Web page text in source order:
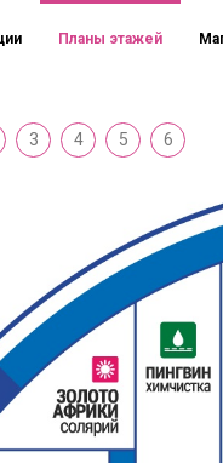
Планы этажей
3 4 5 6